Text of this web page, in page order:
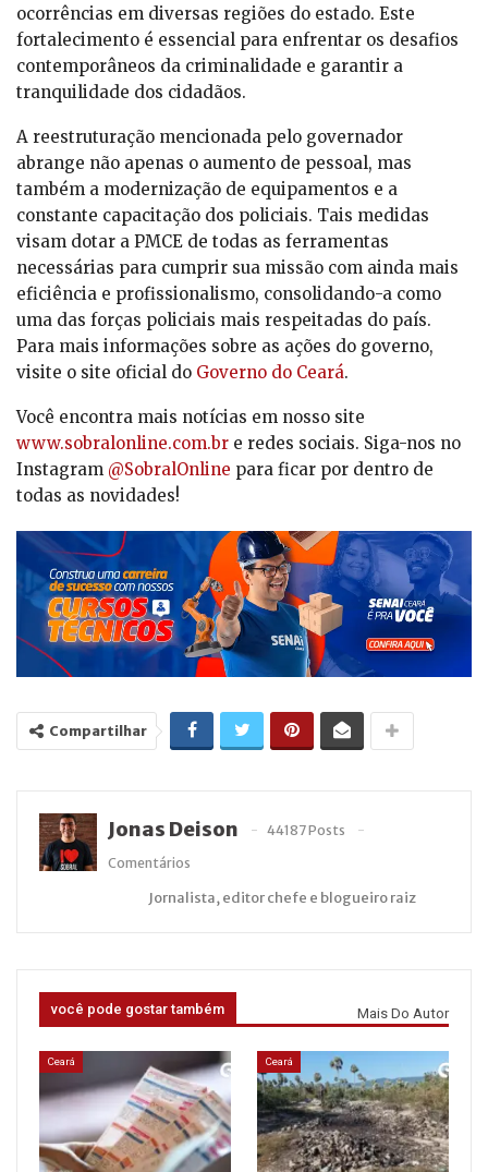
ocorrências em diversas regiões do estado. Este
fortalecimento é essencial para enfrentar os desafios
contemporâneos da criminalidade e garantir a
tranquilidade dos cidadãos.
A reestruturação mencionada pelo governador
abrange não apenas o aumento de pessoal, mas
também a modernização de equipamentos e a
constante capacitação dos policiais. Tais medidas
visam dotar a PMCE de todas as ferramentas
necessárias para cumprir sua missão com ainda mais
eficiência e profissionalismo, consolidando-a como
uma das forças policiais mais respeitadas do país.
Para mais informações sobre as ações do governo,
visite o site oficial do Governo do Ceará.
Você encontra mais notícias em nosso site
www.sobralonline.com.br e redes sociais. Siga-nos no
Instagram @SobralOnline para ficar por dentro de
todas as novidades!
Compartilhar
Jonas Deison
44187 Posts
Comentários
Jornalista, editor chefe e blogueiro raiz
você pode gostar também Mais Do Autor
Ceará Ceará